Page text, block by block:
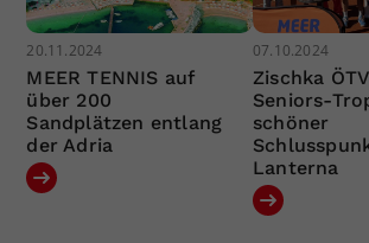
20.11.2024
MEER TENNIS auf
über 200
Sandplätzen entlang
der Adria
07.10.2024
Zischka
Seniors-
schöner
Lanterna